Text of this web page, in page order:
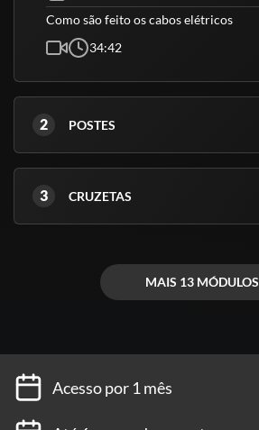
Como são feito os cabos elétricos
34:42
2 POSTES
3 CRUZETAS
MAIS 13 MÓDULOS
Acesso por 1 mês